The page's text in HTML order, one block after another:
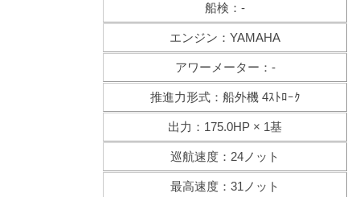
船検：-
エンジン：YAMAHA
アワーメーター：-
推進力形式：船外機 4ｽﾄﾛｰｸ
出力：175.0HP × 1基
巡航速度：24ノット
最高速度：31ノット